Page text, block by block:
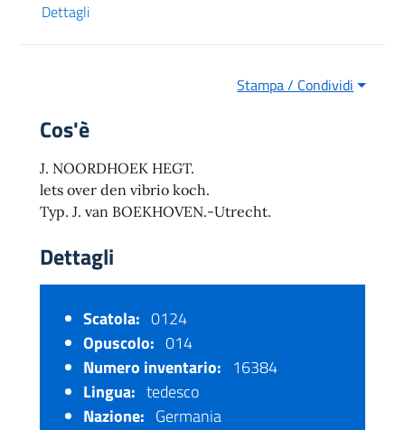
Dettagli
Stampa / Condividi
Cos'è
J. NOORDHOEK HEGT.
lets over den vibrio koch.
Typ. J. van BOEKHOVEN.-Utrecht.
Dettagli
Scatola: 0124
Opuscolo: 014
Numero inventario: 16384
Lingua: tedesco
Nazione: Germania